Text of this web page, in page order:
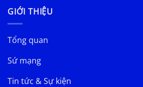
GIỚI THIỆU
Tổng quan
Sứ mạng
Tin tức & Sự kiện